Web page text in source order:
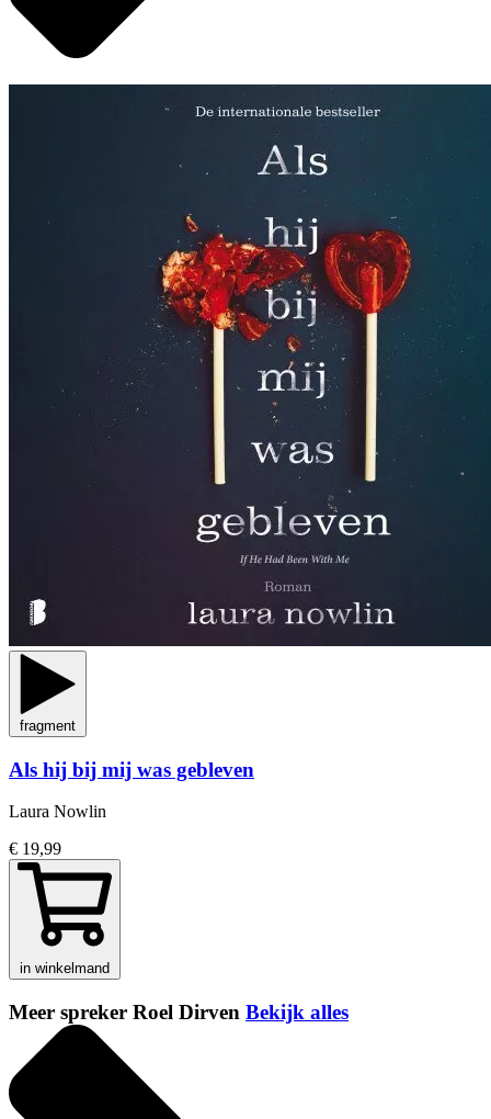
fragment
Als hij bij mij was gebleven
Laura Nowlin
€ 19,99
in winkelmand
Meer spreker Roel Dirven Bekijk alles